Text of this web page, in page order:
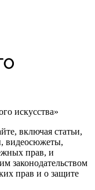
искусства»
включая статьи,
видеосюжеты,
прав, и
законодательством
прав и о защите